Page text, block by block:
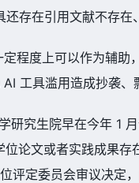
存在引用文献不存在
程度上可以作为辅
工具滥用造成抄袭、
研究生院早在今年 1
位论文或者实践成果存
评定委员会审议决定